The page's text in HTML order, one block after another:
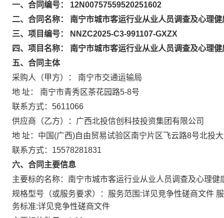
一、合同编号： 12N00757559520251602
二、合同名称： 南宁市城市客运行业从业人员调查及心理
三、项目编号： NNZC2025-C3-991107-GXZX
四、项目名称： 南宁市城市客运行业从业人员调查及心理
五、合同主体
采购人（甲方）： 南宁市交通运输局
地 址： 南宁市青秀区茶花园路5-8号
联系方式：5611066
供应商（乙方）：广西北投信创科技投资集团有限公司
地 址：中国(广西)自由贸易试验区南宁片区飞云路8号北投
联系方式：15578281831
六、合同主要信息
主要标的名称：南宁市城市客运行业从业人员调查及心理健
规格型号（或服务要求）：服务范围:详见竞争性磋商文件
务标准:详见竞争性磋商文件